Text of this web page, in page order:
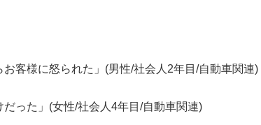
客様に怒られた」(男性/社会人2年目/自動車関連)
った」(女性/社会人4年目/自動車関連)